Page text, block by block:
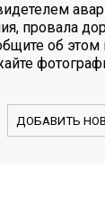
провала
об
ДОБАВИТЬ